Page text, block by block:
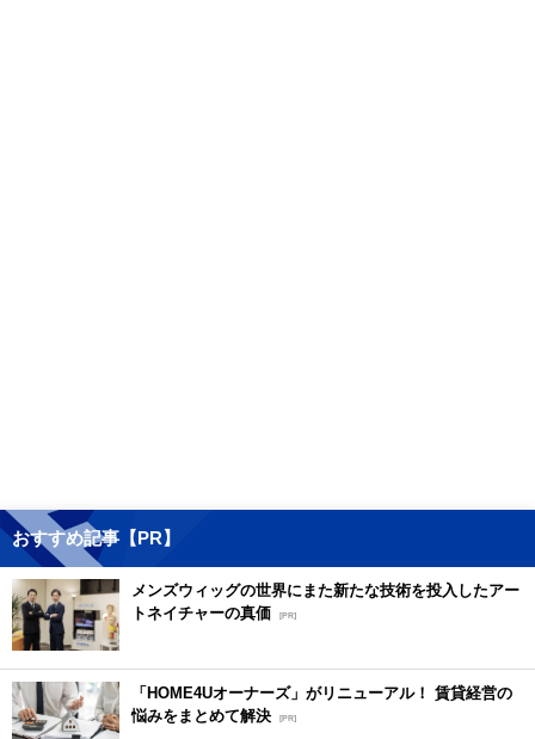
おすすめ記事【PR】
メンズウィッグの世界にまた新たな技術を投入したアー
トネイチャーの真価
[PR]
「HOME4Uオーナーズ」がリニューアル！ 賃貸経営の
悩みをまとめて解決 [PR]